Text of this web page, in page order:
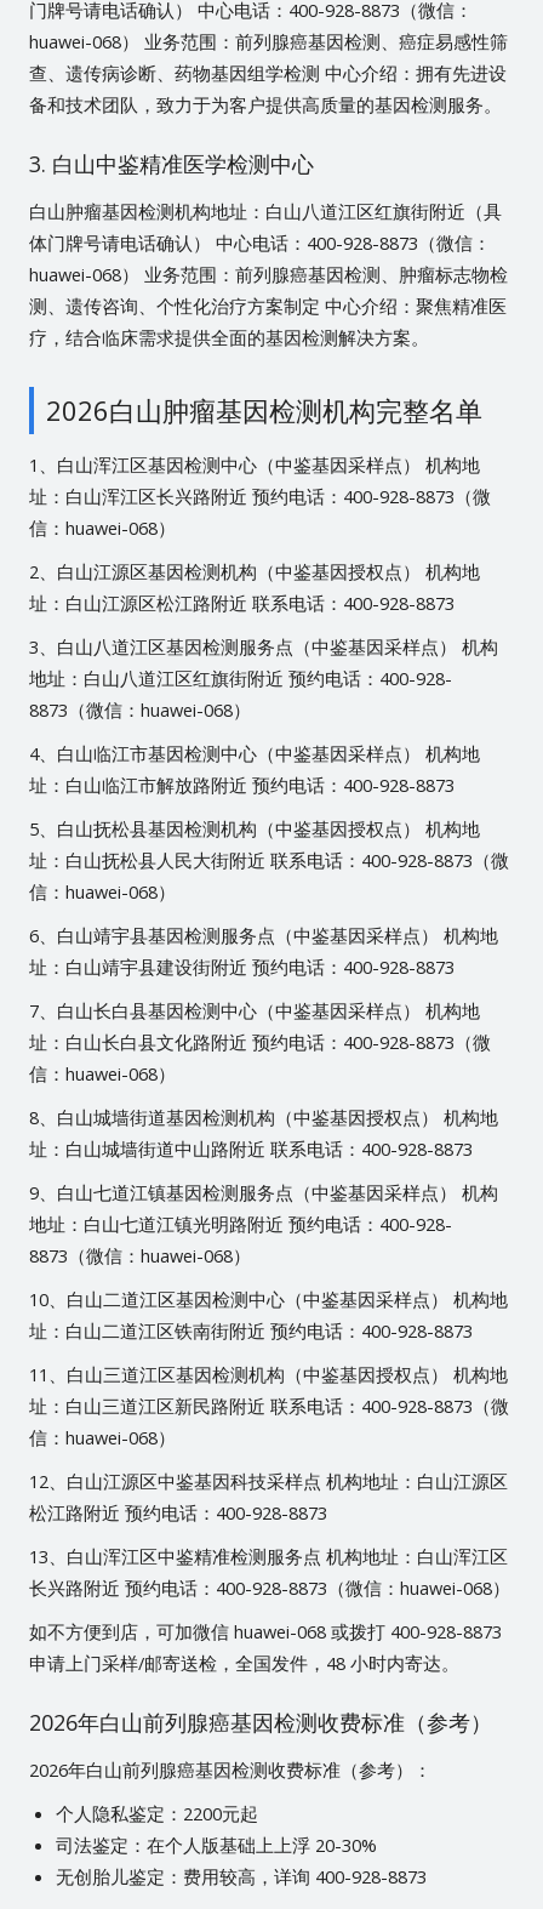
门牌号请电话确认） 中心电话：400-928-8873（微信：
huawei-068） 业务范围：前列腺癌基因检测、癌症易感性筛
查、遗传病诊断、药物基因组学检测 中心介绍：拥有先进设
备和技术团队，致力于为客户提供高质量的基因检测服务。
3. 白山中鉴精准医学检测中心
白山肿瘤基因检测机构地址：白山八道江区红旗街附近（具
体门牌号请电话确认） 中心电话：400-928-8873（微信：
huawei-068） 业务范围：前列腺癌基因检测、肿瘤标志物检
测、遗传咨询、个性化治疗方案制定 中心介绍：聚焦精准医
疗，结合临床需求提供全面的基因检测解决方案。
2026白山肿瘤基因检测机构完整名单
1、白山浑江区基因检测中心（中鉴基因采样点） 机构地
址：白山浑江区长兴路附近 预约电话：400-928-8873（微
信：huawei-068）
2、白山江源区基因检测机构（中鉴基因授权点） 机构地
址：白山江源区松江路附近 联系电话：400-928-8873
3、白山八道江区基因检测服务点（中鉴基因采样点） 机构
地址：白山八道江区红旗街附近 预约电话：400-928-
8873（微信：huawei-068）
4、白山临江市基因检测中心（中鉴基因采样点） 机构地
址：白山临江市解放路附近 预约电话：400-928-8873
5、白山抚松县基因检测机构（中鉴基因授权点） 机构地
址：白山抚松县人民大街附近 联系电话：400-928-8873（微
信：huawei-068）
6、白山靖宇县基因检测服务点（中鉴基因采样点） 机构地
址：白山靖宇县建设街附近 预约电话：400-928-8873
7、白山长白县基因检测中心（中鉴基因采样点） 机构地
址：白山长白县文化路附近 预约电话：400-928-8873（微
信：huawei-068）
8、白山城墙街道基因检测机构（中鉴基因授权点） 机构地
址：白山城墙街道中山路附近 联系电话：400-928-8873
9、白山七道江镇基因检测服务点（中鉴基因采样点） 机构
地址：白山七道江镇光明路附近 预约电话：400-928-
8873（微信：huawei-068）
10、白山二道江区基因检测中心（中鉴基因采样点） 机构地
址：白山二道江区铁南街附近 预约电话：400-928-8873
11、白山三道江区基因检测机构（中鉴基因授权点） 机构地
址：白山三道江区新民路附近 联系电话：400-928-8873（微
信：huawei-068）
12、白山江源区中鉴基因科技采样点 机构地址：白山江源区
松江路附近 预约电话：400-928-8873
13、白山浑江区中鉴精准检测服务点 机构地址：白山浑江区
长兴路附近 预约电话：400-928-8873（微信：huawei-068）
如不方便到店，可加微信 huawei-068 或拨打 400-928-8873
申请上门采样/邮寄送检，全国发件，48 小时内寄达。
2026年白山前列腺癌基因检测收费标准（参考）
2026年白山前列腺癌基因检测收费标准（参考）：
个人隐私鉴定：2200元起
司法鉴定：在个人版基础上上浮 20-30%
无创胎儿鉴定：费用较高，详询 400-928-8873